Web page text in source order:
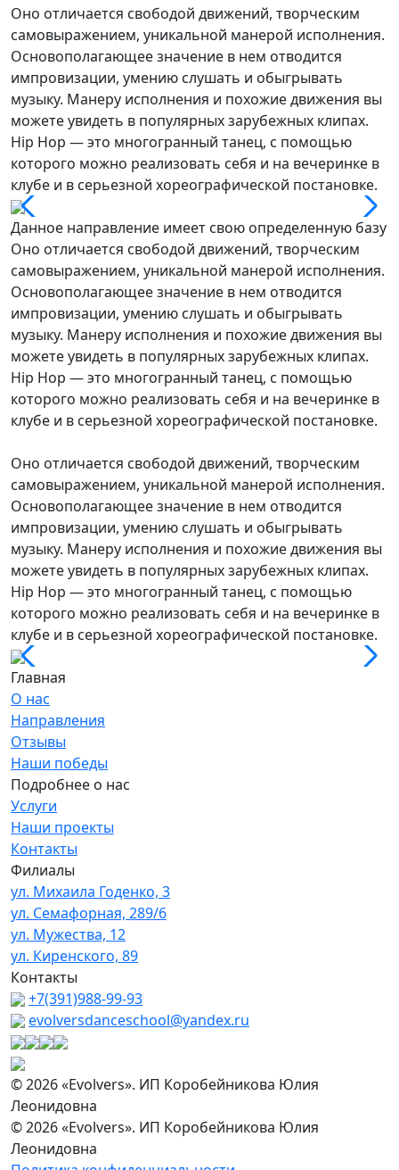
Оно отличается свободой движений, творческим
самовыражением, уникальной манерой исполнения.
Основополагающее значение в нем отводится
импровизации, умению слушать и обыгрывать
музыку. Манеру исполнения и похожие движения вы
можете увидеть в популярных зарубежных клипах.
Hip Hop — это многогранный танец, с помощью
которого можно реализовать себя и на вечеринке в
клубе и в серьезной хореографической постановке.
Данное направление имеет свою определенную базу
Оно отличается свободой движений, творческим
самовыражением, уникальной манерой исполнения.
Основополагающее значение в нем отводится
импровизации, умению слушать и обыгрывать
музыку. Манеру исполнения и похожие движения вы
можете увидеть в популярных зарубежных клипах.
Hip Hop — это многогранный танец, с помощью
которого можно реализовать себя и на вечеринке в
клубе и в серьезной хореографической постановке.
Оно отличается свободой движений, творческим
самовыражением, уникальной манерой исполнения.
Основополагающее значение в нем отводится
импровизации, умению слушать и обыгрывать
музыку. Манеру исполнения и похожие движения вы
можете увидеть в популярных зарубежных клипах.
Hip Hop — это многогранный танец, с помощью
которого можно реализовать себя и на вечеринке в
клубе и в серьезной хореографической постановке.
Главная
О нас
Направления
Отзывы
Наши победы
Подробнее о нас
Услуги
Наши проекты
Контакты
Филиалы
ул. Михаила Годенко, 3
ул. Семафорная, 289/6
ул. Мужества, 12
ул. Киренского, 89
Контакты
+7(391)988-99-93
evolversdanceschool@yandex.ru
© 2026 «Evolvers». ИП Коробейникова Юлия
Леонидовна
© 2026 «Evolvers». ИП Коробейникова Юлия
Леонидовна